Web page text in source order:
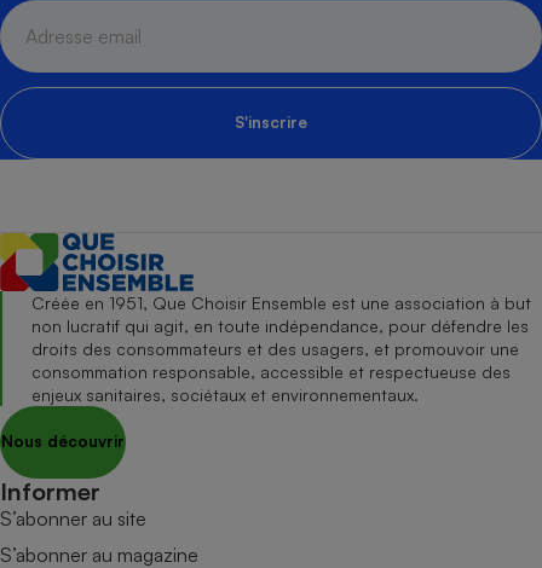
S'inscrire
Créée en 1951, Que Choisir Ensemble est une association à but
non lucratif qui agit, en toute indépendance, pour défendre les
droits des consommateurs et des usagers, et promouvoir une
consommation responsable, accessible et respectueuse des
enjeux sanitaires, sociétaux et environnementaux.
Nous découvrir
Informer
S’abonner au site
S’abonner au magazine